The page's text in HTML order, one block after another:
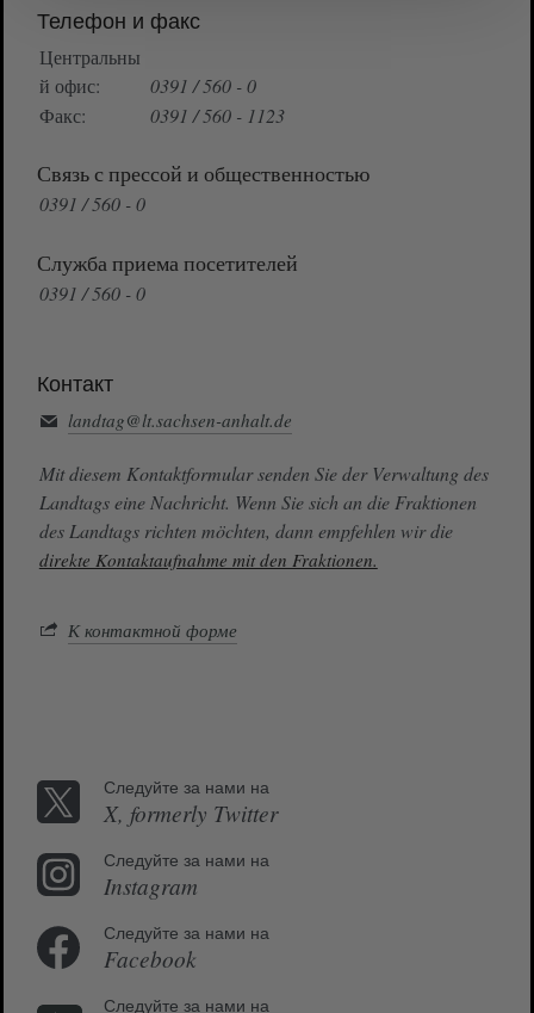
Телефон и факс
Центральны
й офис:
0391 / 560 - 0
Факс:
0391 / 560 - 1123
Связь с прессой и общественностью
0391 / 560 - 0
Служба приема посетителей
0391 / 560 - 0
Контакт
landtag@lt.sachsen-anhalt.de
Mit diesem Kontaktformular senden Sie der Verwaltung des
Landtags eine Nachricht. Wenn Sie sich an die Fraktionen
des Landtags richten möchten, dann empfehlen wir die
direkte Kontaktaufnahme mit den Fraktionen.
К контактной форме
Следуйте за нами на
X, formerly Twitter
Следуйте за нами на
Instagram
Следуйте за нами на
Facebook
Следуйте за нами на